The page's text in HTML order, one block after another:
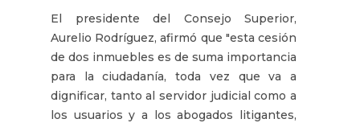
El presidente del Consejo Superior,
Aurelio Rodríguez, afirmó que "esta cesión
de dos inmuebles es de suma importancia
para la ciudadanía, toda vez que va a
dignificar, tanto al servidor judicial como a
los usuarios y a los abogados litigantes,